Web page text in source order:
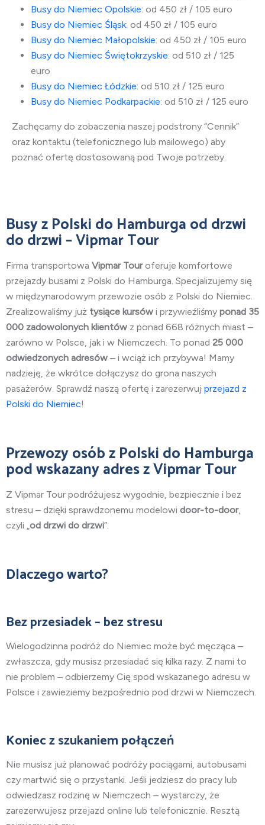
Busy do Niemiec Opolskie: od 450 zł / 105 euro
Busy do Niemiec Śląsk: od 450 zł / 105 euro
Busy do Niemiec Małopolskie: od 450 zł / 105 euro
Busy do Niemiec Świętokrzyskie: od 510 zł / 125
euro
Busy do Niemiec Łódzkie: od 510 zł / 125 euro
Busy do Niemiec Podkarpackie: od 510 zł / 125 euro
Zachęcamy do zobaczenia naszej podstrony “Cennik”
oraz kontaktu (telefonicznego lub mailowego) aby
poznać ofertę dostosowaną pod Twoje potrzeby.
Busyz Polski do Hamburgaod drzwi
do drzwi – Vipmar Tour
Firma transportowa Vipmar Touroferuje komfortowe
przejazdy busami z Polski do Hamburga . Specjalizujemy się
w międzynarodowym przewozie osób z Polski do Niemiec.
Zrealizowaliśmy już tysiące kursów i przywieźliśmy ponad 35
000 zadowolonych klientów z ponad 668 różnych miast –
zarówno w Polsce, jak i w Niemczech. To ponad 25 000
odwiedzonych adresów – i wciąż ich przybywa! Mamy
nadzieję, że wkrótce dołączysz do grona naszych
pasażerów. Sprawdź naszą ofertę i zarezerwuj przejazd z
Polski do Niemiec!
Przewozy osóbz Polski do Hamburga
pod wskazany adres z Vipmar Tour
Z Vipmar Tour podróżujesz wygodnie, bezpiecznie i bez
stresu – dzięki sprawdzonemu modelowi door-to-door,
czyli „ od drzwi do drzwi”.
Dlaczego warto?
Bez przesiadek – bez stresu
Wielogodzinna podróż do Niemiec może być męcząca –
zwłaszcza, gdy musisz przesiadać się kilka razy. Z nami to
nie problem – odbierzemy Cię spod wskazanego adresu w
Polsce i zawieziemy bezpośrednio pod drzwi w Niemczech.
Koniec z szukaniem połączeń
Nie musisz już planować podróży pociągami, autobusami
czy martwić się o przystanki. Jeśli jedziesz do pracy lub
odwiedzasz rodzinę w Niemczech – wystarczy, że
zarezerwujesz przejazd online lub telefonicznie. Resztą